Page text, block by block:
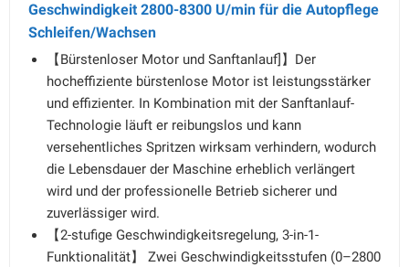
Geschwindigkeit 2800-8300 U/min für die Autopflege
Schleifen/Wachsen
【Bürstenloser Motor und Sanftanlauf]】Der
hocheffiziente bürstenlose Motor ist leistungsstärker
und effizienter. In Kombination mit der Sanftanlauf-
Technologie läuft er reibungslos und kann
versehentliches Spritzen wirksam verhindern, wodurch
die Lebensdauer der Maschine erheblich verlängert
wird und der professionelle Betrieb sicherer und
zuverlässiger wird.
【2-stufige Geschwindigkeitsregelung, 3-in-1-
Funktionalität】 Zwei Geschwindigkeitsstufen (0–2800